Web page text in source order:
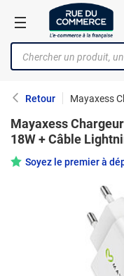
Retour
Mayaxess
18W + Câble
Soyez le premier à